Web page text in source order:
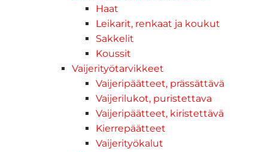
Haat
Leikarit, renkaat ja koukut
Sakkelit
Koussit
Vaijerityötarvikkeet
Vaijeripäätteet, prässättävä
Vaijerilukot, puristettava
Vaijeripäätteet, kiristettävä
Kierrepäätteet
Vaijerityökalut